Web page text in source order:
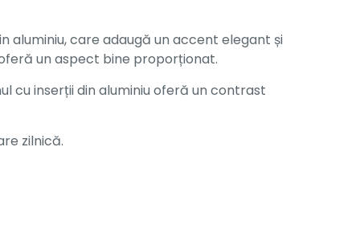
aluminiu, care adaugă un accent elegant și
un aspect bine proporționat.
cu inserții din aluminiu oferă un contrast
zilnică.